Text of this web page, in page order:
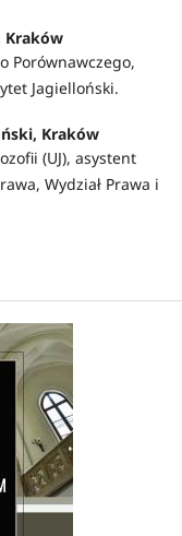
Kraków
Porównawczego,
Jagielloński.
Kraków
(UJ), asystent
Wydział Prawa i